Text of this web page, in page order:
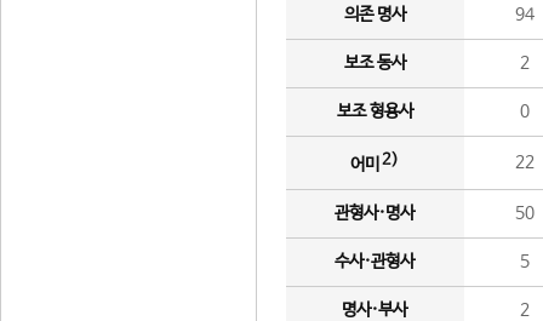
의존 명사 94
보조 동사 2
보조 형용사 0
어미 2) 22
관형사·명사 50
수사·관형사 5
명사·부사 2